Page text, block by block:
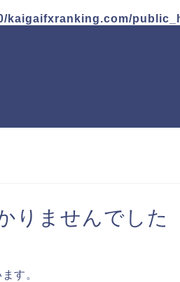
kaigaifxranking.com/
りませんでした
す。